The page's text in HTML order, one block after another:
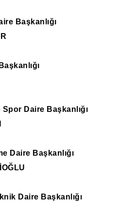
Başkanlığı
Daire Başkanlığı
Daire Başkanlığı
Daire Başkanlığı